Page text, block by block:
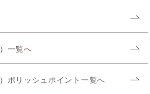
一覧へ
ポリッシュポイント一覧へ